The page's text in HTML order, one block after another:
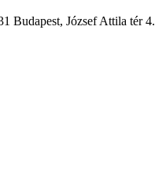
Budapest, József Attila tér 4.